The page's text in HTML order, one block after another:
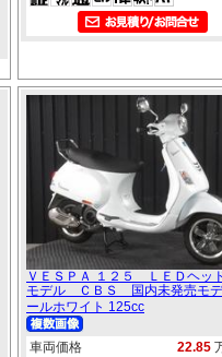
ＶＥＳＰＡ １２５ ＬＥＤヘッ
モデル ＣＢＳ 国内未発売モ
ールホワイト 125cc
車両価格 22.85